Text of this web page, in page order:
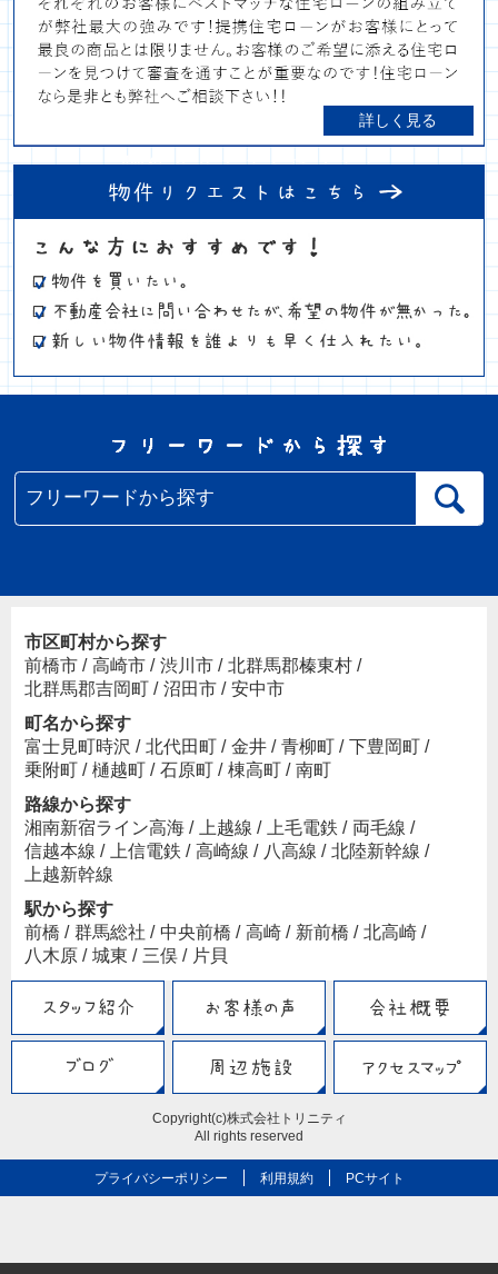
詳しく見る
市区町村から探す
前橋市 / 高崎市 / 渋川市 / 北群馬郡榛東村 /
北群馬郡吉岡町 / 沼田市 / 安中市
町名から探す
富士見町時沢 / 北代田町 / 金井 / 青柳町 / 下豊岡町 /
乗附町 / 樋越町 / 石原町 / 棟高町 / 南町
路線から探す
湘南新宿ライン高海 / 上越線 / 上毛電鉄 / 両毛線 /
信越本線 / 上信電鉄 / 高崎線 / 八高線 / 北陸新幹線 /
上越新幹線
駅から探す
前橋 / 群馬総社 / 中央前橋 / 高崎 / 新前橋 / 北高崎 /
八木原 / 城東 / 三俣 / 片貝
Copyright(c)株式会社トリニティ
All rights reserved
プライバシーポリシー 利用規約 PCサイト